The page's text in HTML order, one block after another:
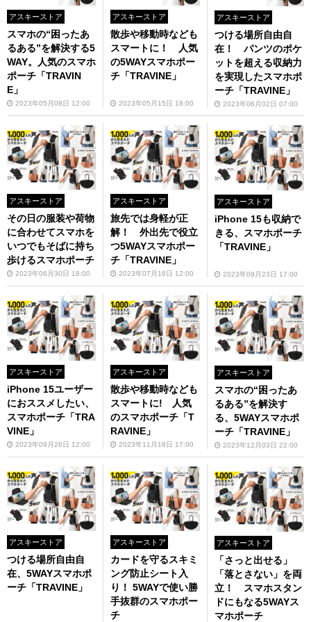
アスキーストア
スマホの“困ったあ
るある”を解決する5
WAY。人気のスマホ
ポーチ「TRAVIN
E」
2023年05月08日 12:00
アスキーストア
散歩や移動時なども
スマートに！ 人気
の5WAYスマホポー
チ「TRAVINE」
2023年05月15日 18:00
アスキーストア
つける場所自由自
在！ パンツのポケ
ットを超える収納力
を実現したスマホポ
ーチ「TRAVINE」
2023年06月02日 07:00
アスキーストア
その日の服装や荷物
に合わせてスマホを
いつでもそばに持ち
歩けるスマホポーチ
2023年06月30日 18:00
アスキーストア
旅先では身軽が正
解！ 外出先で役立
つ5WAYスマホポー
チ「TRAVINE」
2023年07月18日 12:00
アスキーストア
iPhone 15も収納で
きる、スマホポーチ
「TRAVINE」
2023年09月23日 17:00
アスキーストア
iPhone 15ユーザー
におススメしたい、
スマホポーチ「TRA
VINE」
2023年09月26日 12:00
アスキーストア
散歩や移動時なども
スマートに! 人気
のスマホポーチ「T
RAVINE」
2023年11月18日 17:00
アスキーストア
スマホの“困ったあ
るある”を解決す
る、5WAYスマホポ
ーチ「TRAVINE」
2023年12月03日 22:00
アスキーストア
つける場所自由自
在、5WAYスマホポ
ーチ「TRAVINE」
アスキーストア
カードを守るスキミ
ング防止シート入
り！ 5WAYで使い勝
手抜群のスマホポー
チ
アスキーストア
「さっと出せる」
「落とさない」を両
立！ スマホスタン
ドにもなる5WAYス
マホポーチ